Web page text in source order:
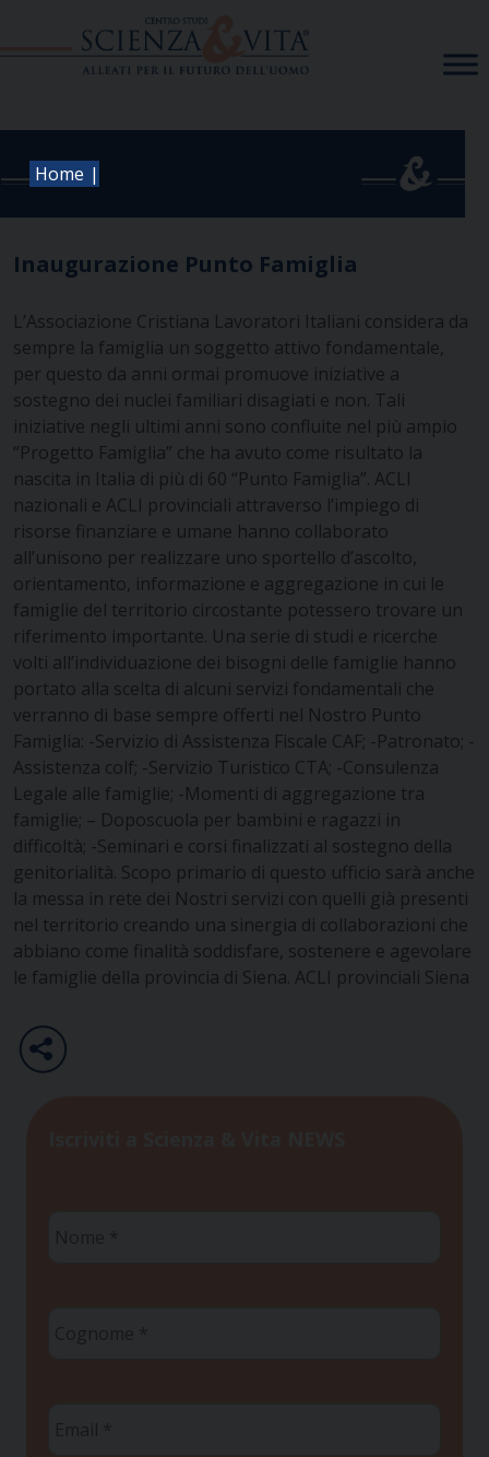
Home |
Inaugurazione Punto Famiglia
L’Associazione Cristiana Lavoratori Italiani considera da
sempre la famiglia un soggetto attivo fondamentale,
per questo da anni ormai promuove iniziative a
sostegno dei nuclei familiari disagiati e non. Tali
iniziative negli ultimi anni sono confluite nel più ampio
“Progetto Famiglia” che ha avuto come risultato la
nascita in Italia di più di 60 “Punto Famiglia”. ACLI
nazionali e ACLI provinciali attraverso l’impiego di
risorse finanziare e umane hanno collaborato
all’unisono per realizzare uno sportello d’ascolto,
orientamento, informazione e aggregazione in cui le
famiglie del territorio circostante potessero trovare un
riferimento importante. Una serie di studi e ricerche
volti all’individuazione dei bisogni delle famiglie hanno
portato alla scelta di alcuni servizi fondamentali che
verranno di base sempre offerti nel Nostro Punto
Famiglia: -Servizio di Assistenza Fiscale CAF; -Patronato; -
Assistenza colf; -Servizio Turistico CTA; -Consulenza
Legale alle famiglie; -Momenti di aggregazione tra
famiglie; – Doposcuola per bambini e ragazzi in
difficoltà; -Seminari e corsi finalizzati al sostegno della
genitorialità. Scopo primario di questo ufficio sarà anche
la messa in rete dei Nostri servizi con quelli già presenti
nel territorio creando una sinergia di collaborazioni che
abbiano come finalità soddisfare, sostenere e agevolare
le famiglie della provincia di Siena. ACLI provinciali Siena